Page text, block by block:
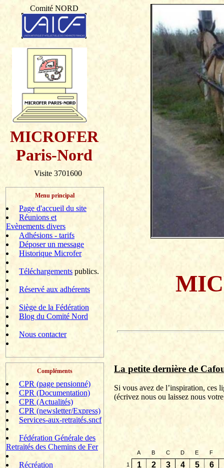
Comité NORD
MICROFER
Paris-Nord
Visite 3701600
Menu principal
Page d'accueil du site
Réunions et
Evènements divers
Adhésions - tarifs
Déposer un message
Historique Microfer
Téléchargements publics.
Réservé aux adhérents
Siège de la Fédération
Blog du Comité Nord
Nous contacter
Compléments
CPR (page pensionné)
CPR (Documentation)
CPR (Actualités)
CPR (newsletter/Express)
Services-aux-retraités.sncf
Fédération Générale des
Retraités des Chemins de Fer
Récréation
La petite dernière de
Si vous avez de l’inspiration, ces
(écrivez nous ou laissez nous
A B C D E F
1
1 2 3 4 5 6